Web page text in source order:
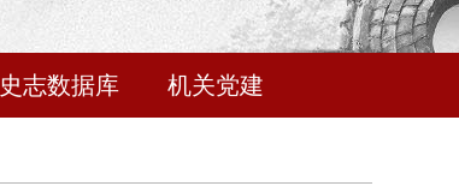
史志数据库 机关党建